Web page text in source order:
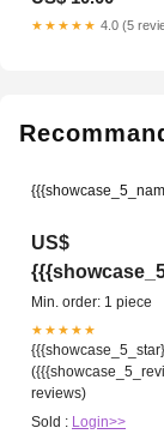
★★★★★ 4.0 (5
US$
Min. order: 1 piece
★★★★★
reviews)
Sold : Login>>